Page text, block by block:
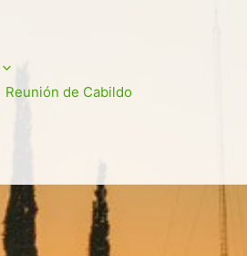
Reunión de Cabildo